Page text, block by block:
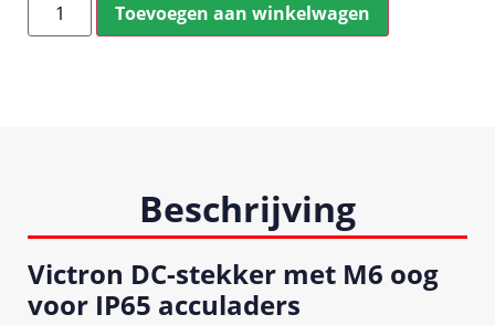
Toevoegen aan winkelwagen
Beschrijving
Victron DC-stekker met M6 oog
voor IP65 acculaders